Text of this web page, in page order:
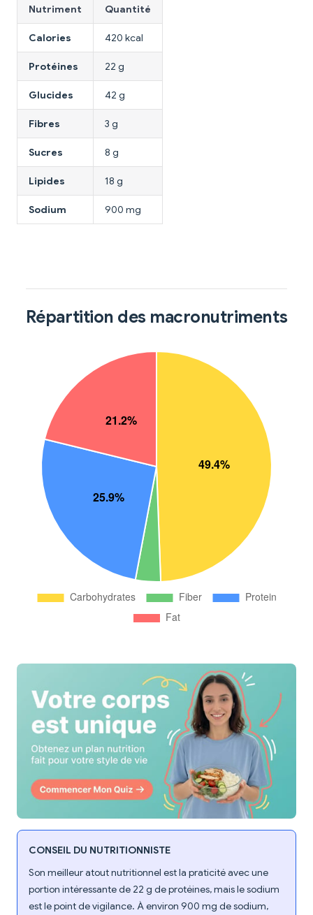
Nutriment Quantité
Calories 420 kcal
Protéines 22 g
Glucides 42 g
Fibres 3 g
Sucres 8 g
Lipides 18 g
Sodium 900 mg
Répartition des macronutriments
CONSEIL DU NUTRITIONNISTE
Son meilleur atout nutritionnel est la praticité avec une
portion intéressante de 22 g de protéines, mais le sodium
est le point de vigilance. À environ 900 mg de sodium,